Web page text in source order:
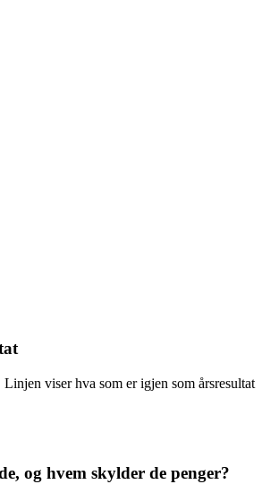
viser hva som er igjen som årsresultat
og hvem skylder de penger?